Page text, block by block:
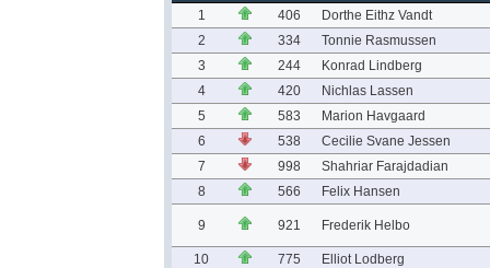
1
406
Dorthe Eithz Vandt
2
334
Tonnie Rasmussen
3
244
Konrad Lindberg
4
420
Nichlas Lassen
5
583
Marion Havgaard
6
538
Cecilie Svane Jessen
7
998
Shahriar Farajdadian
8
566 Felix Hansen
9 921 Frederik Helbo
10 775 Elliot Lodberg